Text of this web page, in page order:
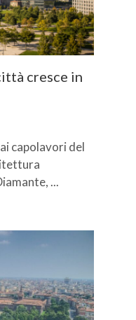
cresce in
capolavori del
...